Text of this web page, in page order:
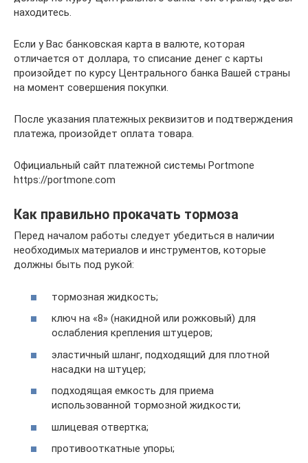
находитесь.
Если у Вас банковская карта в валюте, которая
отличается от доллара, то списание денег с карты
произойдет по курсу Центрального банка Вашей страны
на момент совершения покупки.
После указания платежных реквизитов и подтверждения
платежа, произойдет оплата товара.
Официальный сайт платежной системы Portmone
https://portmone.com
Как правильно прокачать тормоза
Перед началом работы следует убедиться в наличии
необходимых материалов и инструментов, которые
должны быть под рукой:
тормозная жидкость;
ключ на «8» (накидной или рожковый) для
ослабления крепления штуцеров;
эластичный шланг, подходящий для плотной
насадки на штуцер;
подходящая емкость для приема
использованной тормозной жидкости;
шлицевая отвертка;
противооткатные упоры;